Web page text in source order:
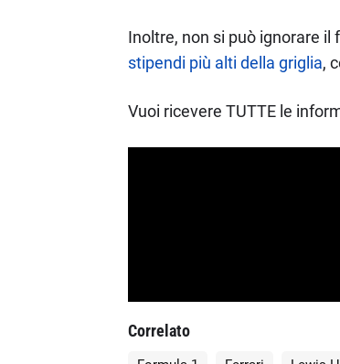
Inoltre, non si può ignorare
stipendi più alti della griglia,
Vuoi ricevere TUTTE le
Correlato